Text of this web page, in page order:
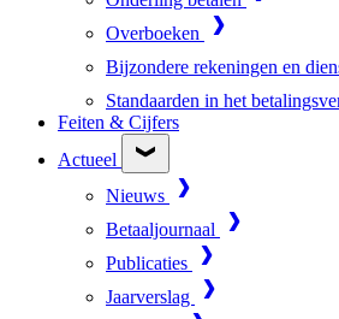
Overboeken
Bijzondere rekeningen en
Standaarden in het
Feiten & Cijfers
Actueel
Nieuws
Betaaljournaal
Publicaties
Jaarverslag